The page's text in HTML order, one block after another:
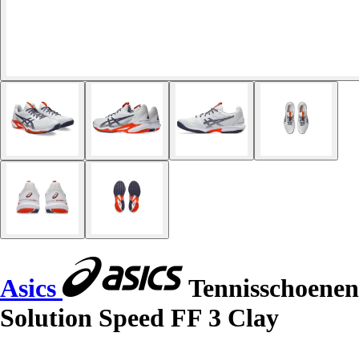
Asics
Tennisschoenen
Solution Speed FF 3 Clay